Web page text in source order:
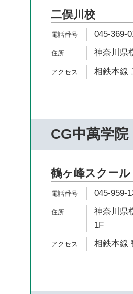
二俣川校
045-369-
神奈川県
相鉄本線
CG中萬学院
鶴ヶ峰スクール
045-959-
神奈川県
1F
相鉄本線